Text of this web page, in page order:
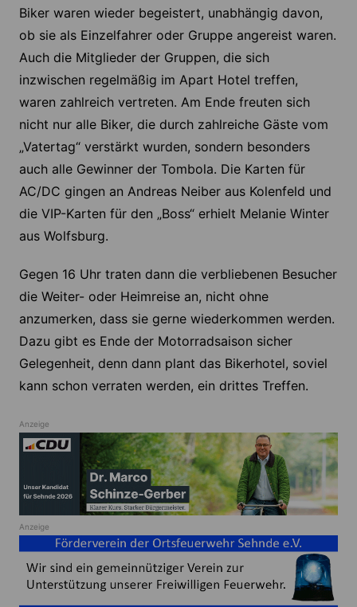
Biker waren wieder begeistert, unabhängig davon,
ob sie als Einzelfahrer oder Gruppe angereist waren.
Auch die Mitglieder der Gruppen, die sich
inzwischen regelmäßig im Apart Hotel treffen,
waren zahlreich vertreten. Am Ende freuten sich
nicht nur alle Biker, die durch zahlreiche Gäste vom
„Vatertag“ verstärkt wurden, sondern besonders
auch alle Gewinner der Tombola. Die Karten für
AC/DC gingen an Andreas Neiber aus Kolenfeld und
die VIP-Karten für den „Boss“ erhielt Melanie Winter
aus Wolfsburg.
Gegen 16 Uhr traten dann die verbliebenen Besucher
die Weiter- oder Heimreise an, nicht ohne
anzumerken, dass sie gerne wiederkommen werden.
Dazu gibt es Ende der Motorradsaison sicher
Gelegenheit, denn dann plant das Bikerhotel, soviel
kann schon verraten werden, ein drittes Treffen.
Anzeige
Anzeige